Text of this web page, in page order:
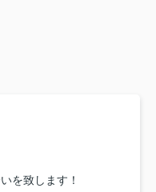
を致します！